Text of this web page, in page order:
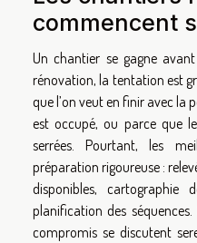
commencent
Un chantier se gagne
rénovation, la tentation est
que l’on veut en finir avec la
est occupé, ou parce que
serrées. Pourtant, les
préparation rigoureuse :
disponibles, cartographie
planification des
compromis se discutent